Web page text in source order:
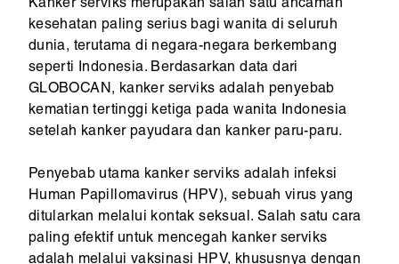
Kanker serviks merupakan salah satu ancaman
kesehatan paling serius bagi wanita di seluruh
dunia, terutama di negara-negara berkembang
seperti Indonesia. Berdasarkan data dari
GLOBOCAN, kanker serviks adalah penyebab
kematian tertinggi ketiga pada wanita Indonesia
setelah kanker payudara dan kanker paru-paru.
Penyebab utama kanker serviks adalah infeksi
Human Papillomavirus (HPV), sebuah virus yang
ditularkan melalui kontak seksual. Salah satu cara
paling efektif untuk mencegah kanker serviks
adalah melalui vaksinasi HPV, khususnya dengan